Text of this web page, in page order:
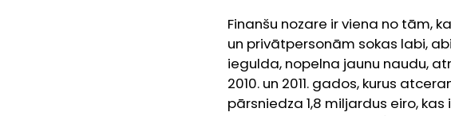
Finanšu nozare ir viena no tām,
un privātpersonām sokas labi,
iegulda, nopelna jaunu naudu,
2010. un 2011. gados, kurus
pārsniedza 1,8 miljardus eiro,